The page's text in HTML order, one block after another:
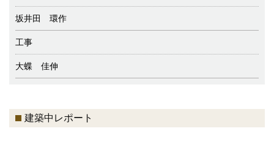
坂井田 環作
工事
大蝶 佳伸
建築中レポート